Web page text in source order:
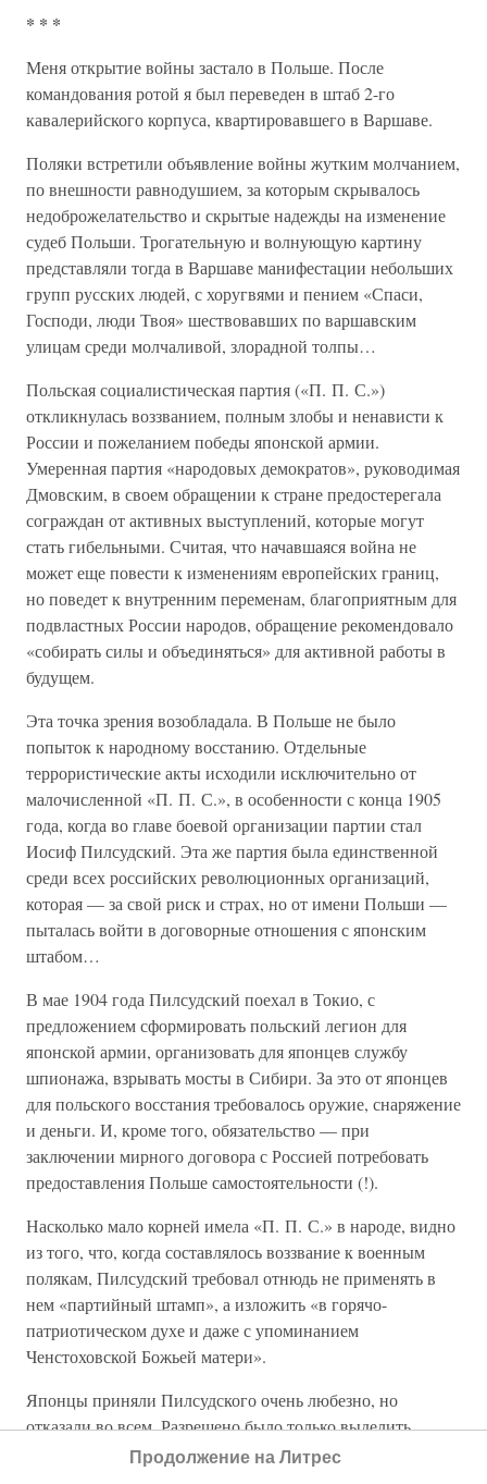
* * *
Меня открытие войны застало в Польше. После
командования ротой я был переведен в штаб 2-го
кавалерийского корпуса, квартировавшего в Варшаве.
Поляки встретили объявление войны жутким молчанием,
по внешности равнодушием, за которым скрывалось
недоброжелательство и скрытые надежды на изменение
судеб Польши. Трогательную и волнующую картину
представляли тогда в Варшаве манифестации небольших
групп русских людей, с хоругвями и пением «Спаси,
Господи, люди Твоя» шествовавших по варшавским
улицам среди молчаливой, злорадной толпы…
Польская социалистическая партия («П. П. С.»)
откликнулась воззванием, полным злобы и ненависти к
России и пожеланием победы японской армии.
Умеренная партия «народовых демократов», руководимая
Дмовским, в своем обращении к стране предостерегала
сограждан от активных выступлений, которые могут
стать гибельными. Считая, что начавшаяся война не
может еще повести к изменениям европейских границ,
но поведет к внутренним переменам, благоприятным для
подвластных России народов, обращение рекомендовало
«собирать силы и объединяться» для активной работы в
будущем.
Эта точка зрения возобладала. В Польше не было
попыток к народному восстанию. Отдельные
террористические акты исходили исключительно от
малочисленной «П. П. С.», в особенности с конца 1905
года, когда во главе боевой организации партии стал
Иосиф Пилсудский. Эта же партия была единственной
среди всех российских революционных организаций,
которая — за свой риск и страх, но от имени Польши —
пыталась войти в договорные отношения с японским
штабом…
В мае 1904 года Пилсудский поехал в Токио, с
предложением сформировать польский легион для
японской армии, организовать для японцев службу
шпионажа, взрывать мосты в Сибири. За это от японцев
для польского восстания требовалось оружие, снаряжение
и деньги. И, кроме того, обязательство — при
заключении мирного договора с Россией потребовать
предоставления Польше самостоятельности (!).
Насколько мало корней имела «П. П. С.» в народе, видно
из того, что, когда составлялось воззвание к военным
полякам, Пилсудский требовал отнюдь не применять в
нем «партийный штамп», а изложить «в горячо-
патриотическом духе и даже с упоминанием
Ченстоховской Божьей матери».
Японцы приняли Пилсудского очень любезно, но
отказали во всем. Разрешено было только выделить
поляков-пленных в особые команды и допустить к ним
Продолжение на Литрес